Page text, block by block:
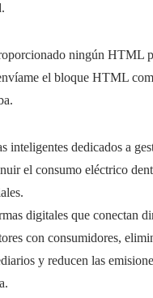
ningún HTML
el bloque HTML
inteligentes dedicados a
el consumo eléctrico
digitales que conectan
con consumidores,
y reducen las